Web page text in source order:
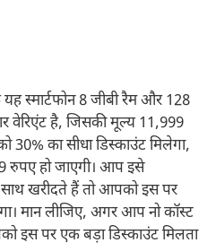
स्मार्टफोन 8 जीबी रैम और 128
वेरिएंट है, जिसकी मूल्य 11,999
30% का सीधा डिस्काउंट मिलेगा,
रुपए हो जाएगी। आप इसे
खरीदते हैं तो आपको इस पर
मान लीजिए, अगर आप नो कॉस्ट
इस पर एक बड़ा डिस्काउंट मिलता